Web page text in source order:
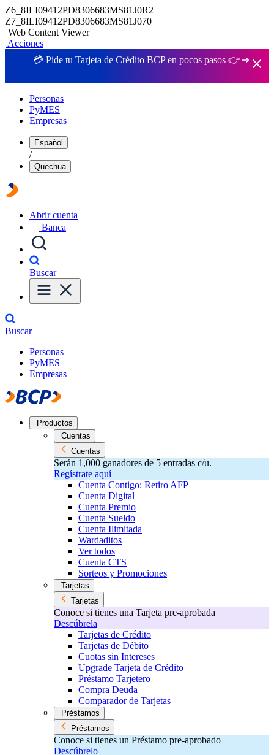
Z6_8ILI09412PD8306683MS81J0R2
Z7_8ILI09412PD8306683MS81J070
Web Content Viewer
Acciones
💳 Pide tu Tarjeta de Crédito BCP en pocos pasos 👉
Personas
PyMES
Empresas
Español
/
Quechua
Abrir cuenta
Banca
Buscar
Buscar
Personas
PyMES
Empresas
Productos
Cuentas
Cuentas
Serán 1,000 ganadores de 5 entradas c/u.
Regístrate aquí
Cuenta Contigo: Retiro AFP
Cuenta Digital
Cuenta Premio
Cuenta Sueldo
Cuenta Ilimitada
Wardaditos
Ver todos
Cuenta CTS
Sorteos y Promociones
Tarjetas
Tarjetas
Conoce si tienes una Tarjeta pre-aprobada
Descúbrela
Tarjetas de Crédito
Tarjetas de Débito
Cuotas sin Intereses
Upgrade Tarjeta de Crédito
Préstamo Tarjetero
Compra Deuda
Comparador de Tarjetas
Préstamos
Préstamos
Conoce si tienes un Préstamo pre-aprobado
Descúbrelo